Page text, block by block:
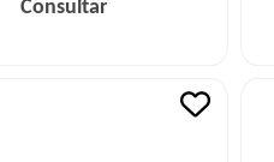
Consultar